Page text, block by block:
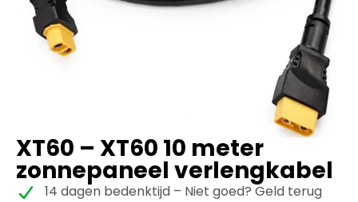
XT60 – XT60 10 meter
zonnepaneel verlengkabel
14 dagen bedenktijd – Niet goed? Geld terug